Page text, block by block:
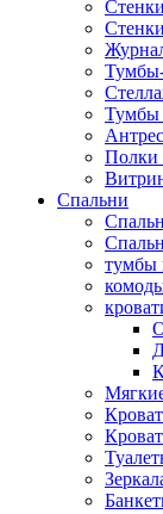
Тумбы
Полки
Спальни
тумбы